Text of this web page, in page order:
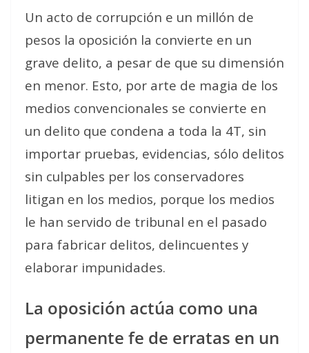
Un acto de corrupción e un millón de
pesos la oposición la convierte en un
grave delito, a pesar de que su dimensión
en menor. Esto, por arte de magia de los
medios convencionales se convierte en
un delito que condena a toda la 4T, sin
importar pruebas, evidencias, sólo delitos
sin culpables per los conservadores
litigan en los medios, porque los medios
le han servido de tribunal en el pasado
para fabricar delitos, delincuentes y
elaborar impunidades.
La oposición actúa como una
permanente fe de erratas en un